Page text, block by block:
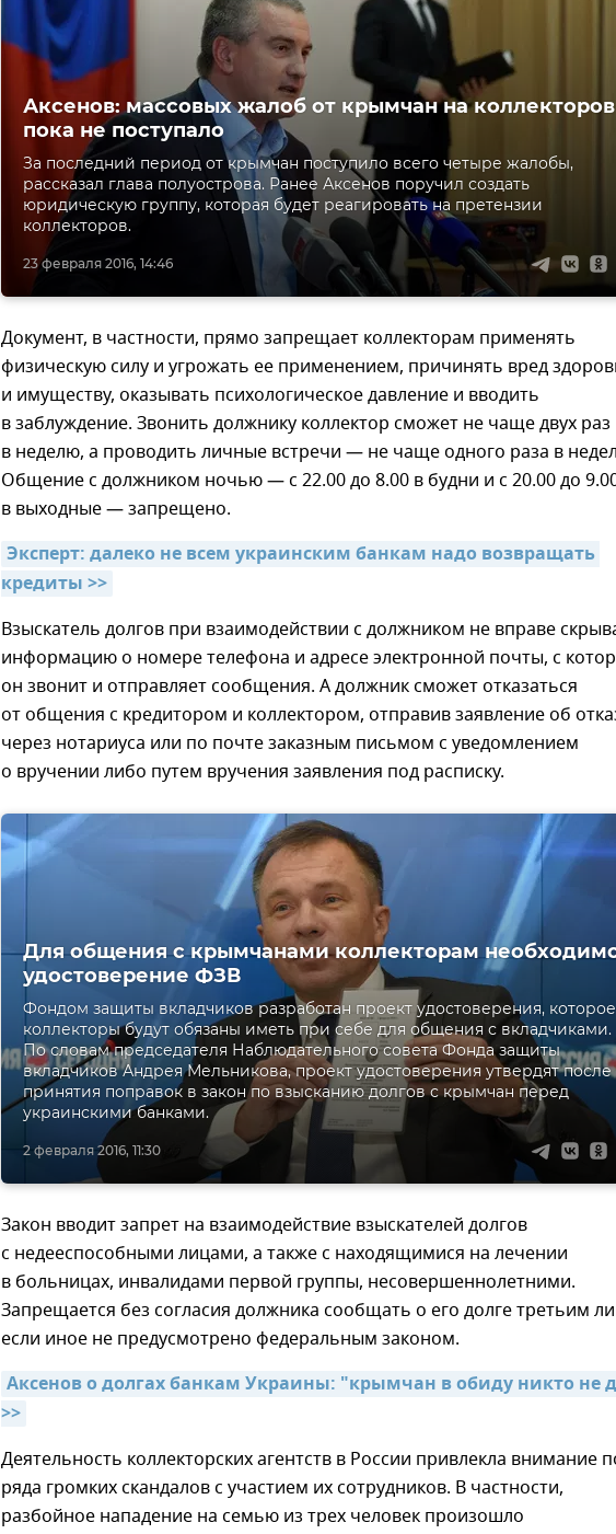
23 февраля 2016, 14:46
Аксенов: массовых жалоб от крымчан на коллекторов
пока не поступало
За последний период от крымчан поступило всего четыре жалобы,
рассказал глава полуострова. Ранее Аксенов поручил создать
юридическую группу, которая будет реагировать на претензии
коллекторов.
Документ, в частности, прямо запрещает коллекторам применять
физическую силу и угрожать ее применением, причинять вред
и имуществу, оказывать психологическое давление и вводить
в заблуждение. Звонить должнику коллектор сможет не чаще двух раз
в неделю, а проводить личные встречи — не чаще одного раза в
Общение с должником ночью — с 22.00 до 8.00 в будни и с 20.00 до
в выходные — запрещено.
Эксперт: далеко не всем украинским банкам надо возвращать
кредиты >>
Взыскатель долгов при взаимодействии с должником не вправе
информацию о номере телефона и адресе электронной почты, с
он звонит и отправляет сообщения. А должник сможет отказаться
от общения с кредитором и коллектором, отправив заявление об
через нотариуса или по почте заказным письмом с уведомлением
о вручении либо путем вручения заявления под расписку.
2 февраля 2016, 11:30
Для общения с крымчанами коллекторам
удостоверение ФЗВ
Фондом защиты вкладчиков разработан проект удостоверения, которое
коллекторы будут обязаны иметь при себе для общения с вкладчиками.
По словам председателя Наблюдательного совета Фонда защиты
вкладчиков Андрея Мельникова, проект удостоверения утвердят после
принятия поправок в закон по взысканию долгов с крымчан перед
украинскими банками.
Закон вводит запрет на взаимодействие взыскателей долгов
с недееспособными лицами, а также с находящимися на лечении
в больницах, инвалидами первой группы, несовершеннолетними.
Запрещается без согласия должника сообщать о его долге третьим
если иное не предусмотрено федеральным законом.
Аксенов о долгах банкам Украины: "крымчан в обиду никто не
>>
Деятельность коллекторских агентств в России привлекла внимание
ряда громких скандалов с участием их сотрудников. В частности,
разбойное нападение на семью из трех человек произошло